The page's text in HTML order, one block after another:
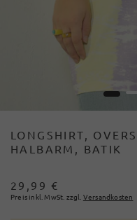
1 2
LONGSHIRT,
HALBARM, BATIK
29,99 €
Preis inkl. MwSt. zzgl. Versandkosten